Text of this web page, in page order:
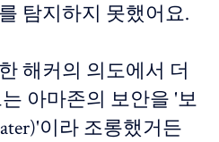
탐지하지 못했어요.
해커의 의도에서 더
아마존의 보안을 '보
이라 조롱했거든